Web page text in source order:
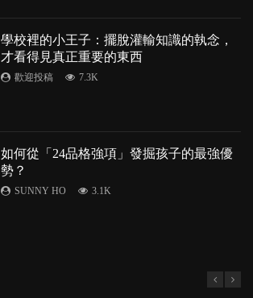
學校裡的小王子：擺脫灌輸知識的執念，
才看得見真正重要的東西
歡迎投稿 7.3K
如何從「24品格強項」發掘孩子的最強優
勢？
SUNNY HO 3.1K